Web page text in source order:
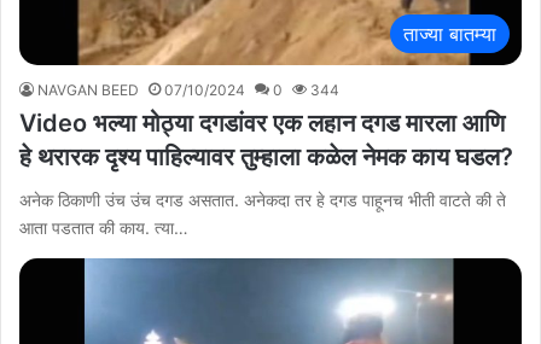
ताज्या बातम्या
NAVGAN BEED 07/10/2024 0 344
Video भल्या मोठ्या दगडांवर एक लहान दगड मारला आणि
हे थरारक दृश्य पाहिल्यावर तुम्हाला कळेल नेमक काय घडल?
अनेक ठिकाणी उंच उंच दगड असतात. अनेकदा तर हे दगड पाहूनच भीती वाटते की ते
आता पडतात की काय. त्या…